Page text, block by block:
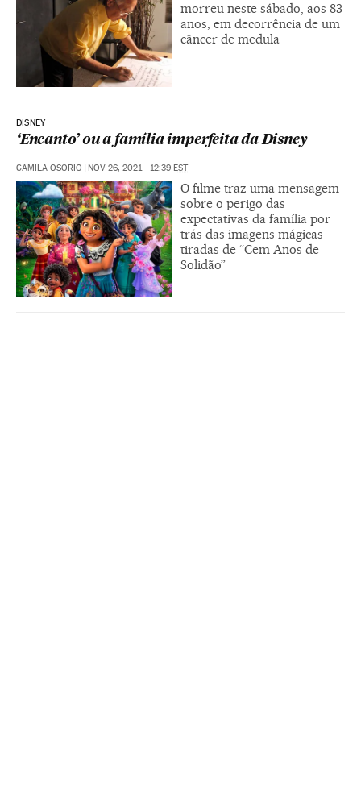
morreu neste sábado, aos 83
anos, em decorrência de um
câncer de medula
DISNEY
‘Encanto’ ou a família imperfeita da Disney
CAMILA OSORIO | NOV 26, 2021 - 12:39 EST
O filme traz uma mensagem
sobre o perigo das
expectativas da família por
trás das imagens mágicas
tiradas de “Cem Anos de
Solidão”